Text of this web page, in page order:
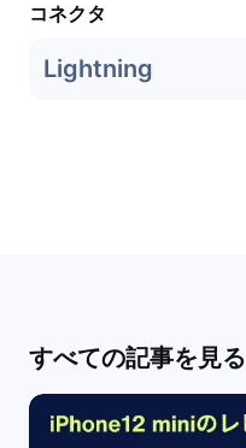
コネクタ
Lightning
すべての記事を見る